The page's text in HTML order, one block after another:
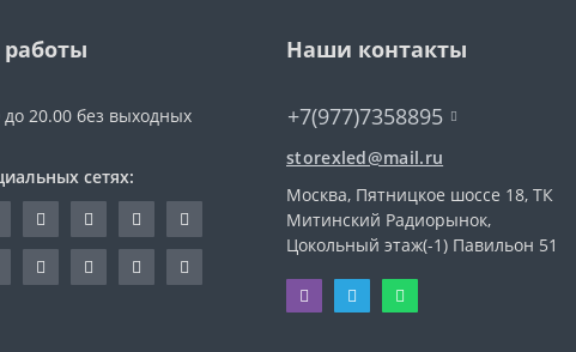
до 20.00 без выходных
сетях:
Наши контакты
+7(977)7358895
storexled@mail.ru
Москва, Пятницкое шоссе 18, ТК
Митинский Радиорынок,
Цокольный этаж(-1) Павильон 51